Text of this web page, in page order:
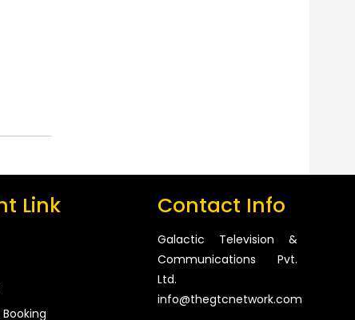
Link Contact Info
Galactic Television &
Communications Pvt.
Ltd.
info@thegtcnetwork.com